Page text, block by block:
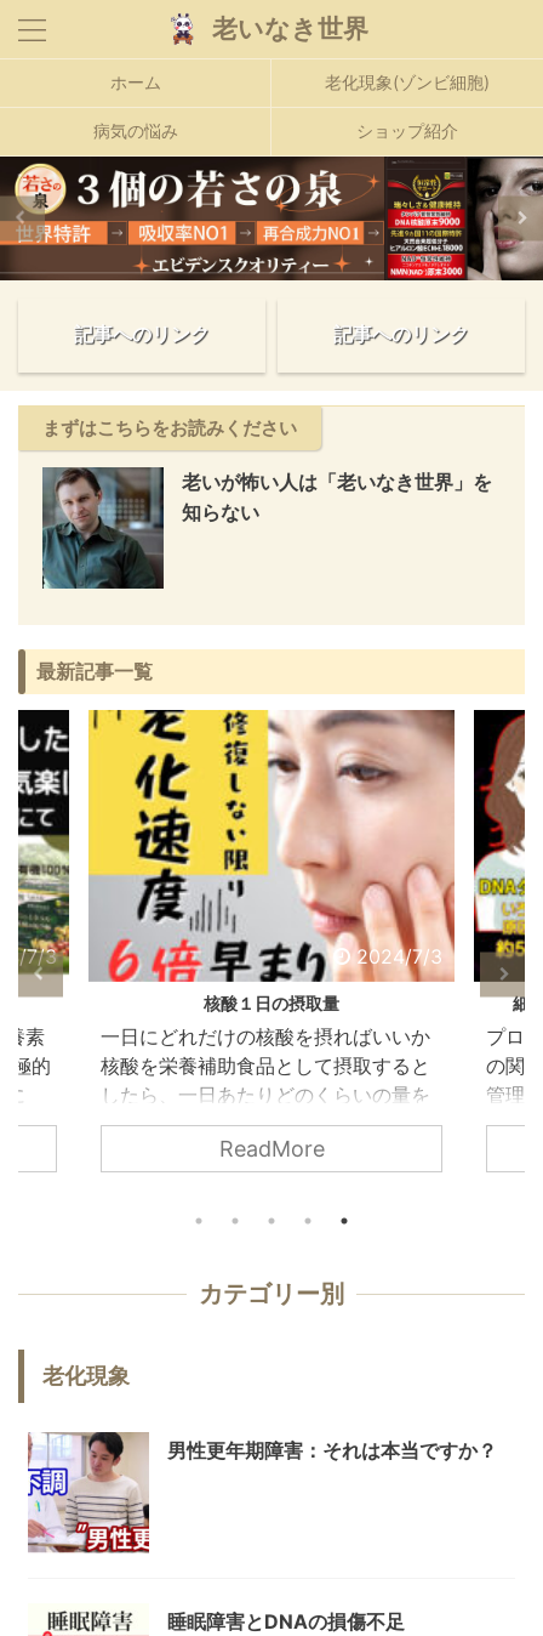
老いなき世界
ホーム 老化現象(ゾンビ細胞)
病気の悩み ショップ紹介
記事へのリンク 記事へのリンク
まずはこちらをお読みください
老いが怖い人は「老いなき世界」を
知らない
最新記事一覧
7/3
養素
極的
と、
飽和
代
の機
2024/7/3
核酸１日の摂取量
一日にどれだけの核酸を摂ればいいか
核酸を栄養補助食品として摂取すると
したら、一日あたりどのくらいの量を
基準にした らよいかを考えておきまし
ょう。 なぜ核酸が重要か 人間の細胞組
をくり返しているのは、すでにお話 し
でした。 骨髄は、日々確実に消耗する
から、分裂が盛んなのは当然です。 腸
うきわめて激しい ...
ReadMore
細
プロ
の関
管理
割を
で密
ンパ
カテゴリー別
老化現象
男性更年期障害：それは本当ですか？
睡眠障害とDNAの損傷不足